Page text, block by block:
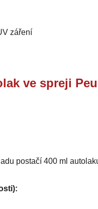
záření
ve spreji
postačí 400 ml